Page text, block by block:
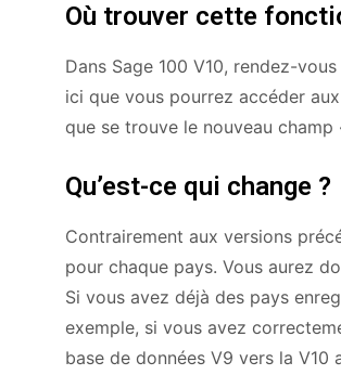
Où trouver cette
Dans Sage 100 V10, rendez-
ici que vous pourrez accéder
que se trouve le nouveau champ
Qu’est-ce qui change ?
Contrairement aux versions
pour chaque pays. Vous aurez
Si vous avez déjà des pays
exemple, si vous avez
base de données V9 vers la